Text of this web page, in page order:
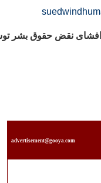
افشای نقض حقوق بشر
advertisement@gooya.com